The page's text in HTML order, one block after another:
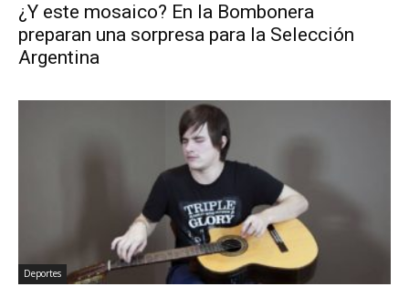
¿Y este mosaico? En la Bombonera
preparan una sorpresa para la Selección
Argentina
Deportes